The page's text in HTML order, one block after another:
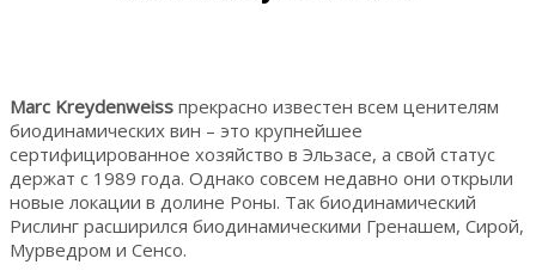
Marc Kreydenweiss прекрасно известен всем ценителям
биодинамических вин – это крупнейшее
сертифицированное хозяйство в Эльзасе, а свой статус
держат с 1989 года. Однако совсем недавно они открыли
новые локации в долине Роны. Так биодинамический
Рислинг расширился биодинамическими Гренашем, Сирой,
Мурведром и Сенсо.